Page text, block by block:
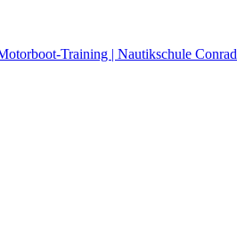
Training | Nautikschule Conrad